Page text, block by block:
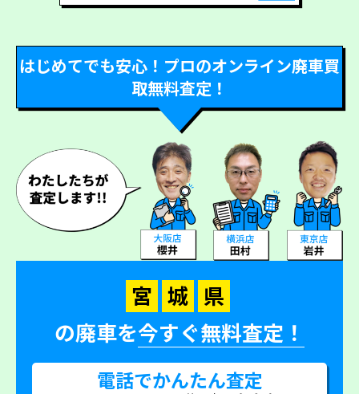
はじめてでも安心！プロのオンライン廃車買
取無料査定！
宮 城 県
の廃車を今すぐ無料査定！
電話でかんたん査定